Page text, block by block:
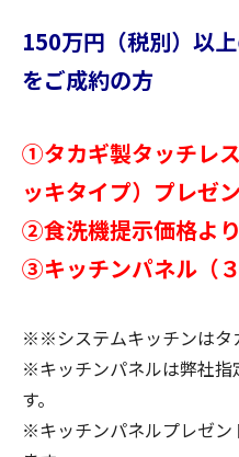
150万円（税別）以
をご成約の方
①タカギ製タッチレ
ッキタイプ）プレゼ
②食洗機提示価格よ
③キッチンパネル（
※※システムキッチンはタ
※キッチンパネルは弊社指
す。
※キッチンパネルプレゼン